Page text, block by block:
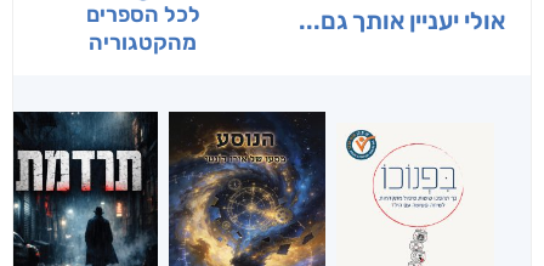
אולי יעניין אותך גם...
לכל הספרים
מהקטגוריה